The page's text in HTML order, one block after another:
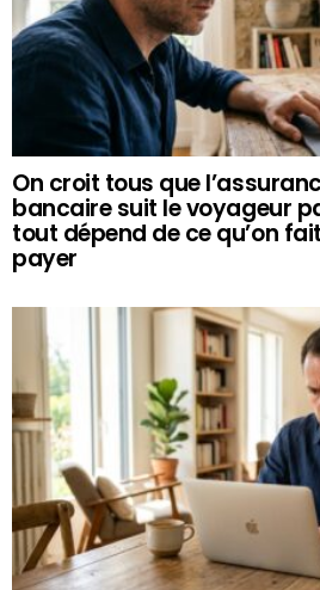
On croit tous que
bancaire suit le voyageur
tout dépend de ce qu’on
payer